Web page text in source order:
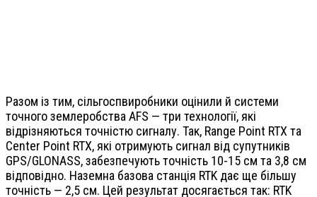
Разом із тим, сільгоспвиробники оцінили й системи
точного землеробства AFS — три технології, які
відрізняються точністю сигналу. Так, Range Point RTX та
Center Point RTX, які отримують сигнал від супутників
GPS/GLONASS, забезпечують точність 10-15 см та 3,8 см
відповідно. Наземна базова станція RTK дає ще більшу
точність — 2,5 см. Цей результат досягається так: RTK